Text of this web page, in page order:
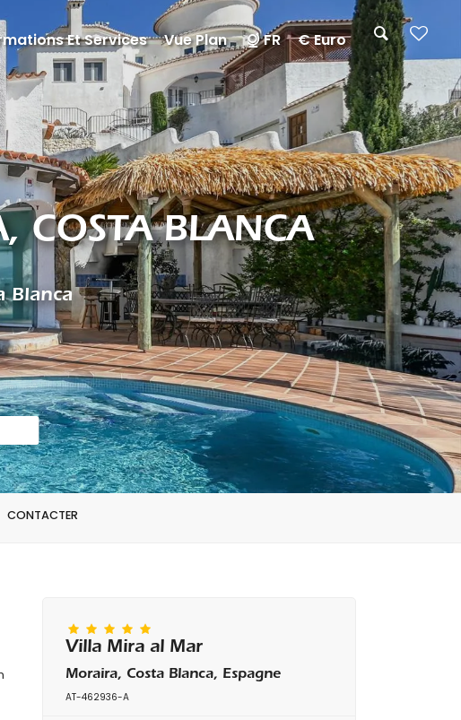
COSTA BLANCA
Blanca
CONTACTER
Villa Mira al Mar
Moraira, Costa Blanca, Espagne
AT-462936-A
Et Services Vue Plan FR € Euro